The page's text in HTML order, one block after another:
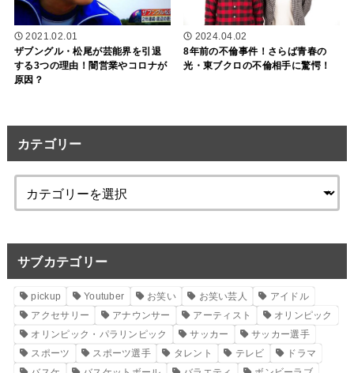
2021.02.01
ザブングル・松尾が芸能界を引退
する3つの理由！闇営業やコロナが
原因？
2024.04.02
8年前の不倫事件！さらば青春の
光・東ブクロの不倫相手に驚愕！
カテゴリー
サブカテゴリー
pickup Youtuber お笑い お笑い芸人
アイドル
アクセサリー
アナウンサー アーティスト
オリンピック
オリンピック・パラリンピック
サッカー
サッカー選手
スポーツ
スポーツ選手 タレント テレビ
ドラマ